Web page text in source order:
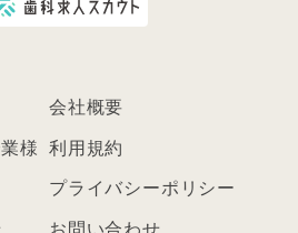
会社概要
様 利用規約
プライバシーポリシー
お問い合わせ